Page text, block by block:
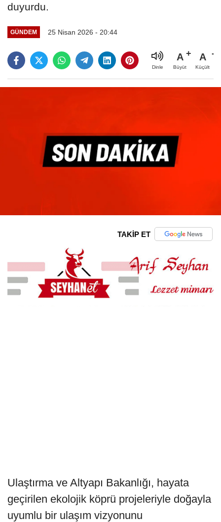
duyurdu.
GÜNDEM 25 Nisan 2026 - 20:44
Dinle
A
Büyüt
A
Küçült
TAKİP ET
Ulaştırma ve Altyapı Bakanlığı, hayata
geçirilen ekolojik köprü projeleriyle doğayla
uyumlu bir ulaşım vizyonunu